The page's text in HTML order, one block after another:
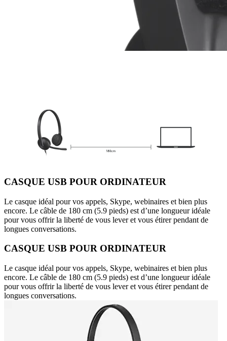
CASQUE USB POUR ORDINATEUR
Le casque idéal pour vos appels, Skype, webinaires et bien plus
encore. Le câble de 180 cm (5.9 pieds) est d’une longueur idéale
pour vous offrir la liberté de vous lever et vous étirer pendant de
longues conversations.
CASQUE USB POUR ORDINATEUR
Le casque idéal pour vos appels, Skype, webinaires et bien plus
encore. Le câble de 180 cm (5.9 pieds) est d’une longueur idéale
pour vous offrir la liberté de vous lever et vous étirer pendant de
longues conversations.